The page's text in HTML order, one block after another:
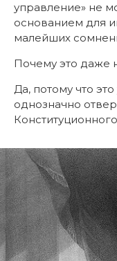
управление» не
основанием для
малейших
Почему это даже
Да, потому что
однозначно